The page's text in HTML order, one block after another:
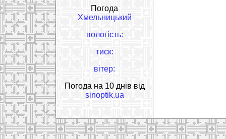
Погода
Хмельницький
вологість:
тиск:
вітер:
Погода на 10 днів від
sinoptik.ua